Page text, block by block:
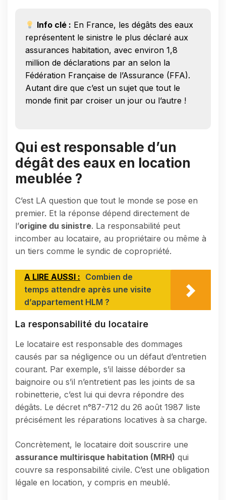
Info clé : En France, les dégâts des eaux
représentent le sinistre le plus déclaré aux
assurances habitation, avec environ 1,8
million de déclarations par an selon la
Fédération Française de l’Assurance (FFA).
Autant dire que c’est un sujet que tout le
monde finit par croiser un jour ou l’autre !
Qui est responsable d’un
dégât des eaux en location
meublée ?
C’est LA question que tout le monde se pose en
premier. Et la réponse dépend directement de
l’origine du sinistre. La responsabilité peut
incomber au locataire, au propriétaire ou même à
un tiers comme le syndic de copropriété.
A LIRE AUSSI : Combien de
temps attendre après une visite
d’appartement HLM ?
La responsabilité du locataire
Le locataire est responsable des dommages
causés par sa négligence ou un défaut d’entretien
courant. Par exemple, s’il laisse déborder sa
baignoire ou s’il n’entretient pas les joints de sa
robinetterie, c’est lui qui devra répondre des
dégâts. Le décret n°87-712 du 26 août 1987 liste
précisément les réparations locatives à sa charge.
Concrètement, le locataire doit souscrire une
assurance multirisque habitation (MRH) qui
couvre sa responsabilité civile. C’est une obligation
légale en location, y compris en meublé.